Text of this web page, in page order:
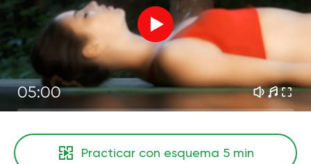
05:00
Practicar con esquema 5 min